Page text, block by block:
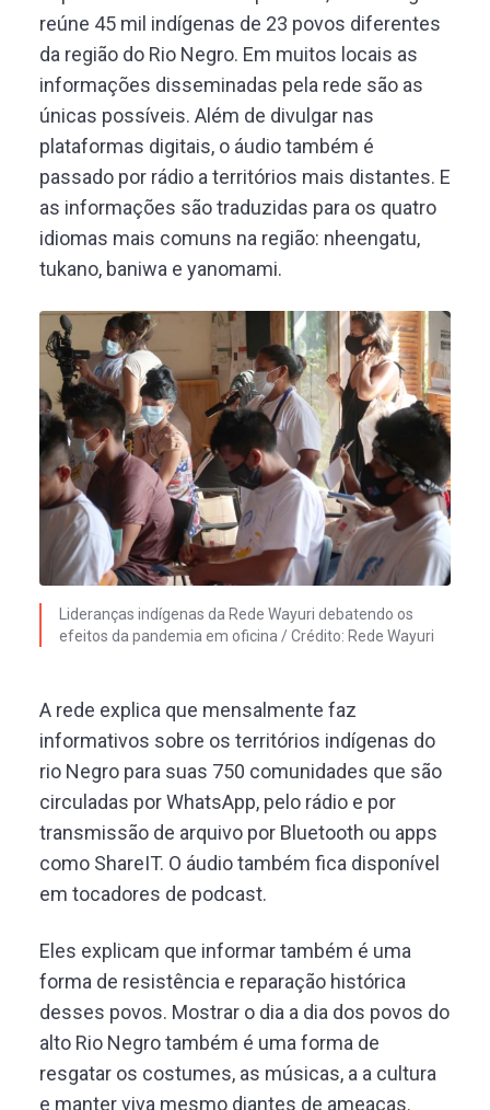
reúne 45 mil indígenas de 23 povos diferentes
da região do Rio Negro. Em muitos locais as
informações disseminadas pela rede são as
únicas possíveis. Além de divulgar nas
plataformas digitais, o áudio também é
passado por rádio a territórios mais distantes. E
as informações são traduzidas para os quatro
idiomas mais comuns na região: nheengatu,
tukano, baniwa e yanomami.
Lideranças indígenas da Rede Wayuri debatendo os
efeitos da pandemia em oficina / Crédito: Rede Wayuri
A rede explica que mensalmente faz
informativos sobre os territórios indígenas do
rio Negro para suas 750 comunidades que são
circuladas por WhatsApp, pelo rádio e por
transmissão de arquivo por Bluetooth ou apps
como ShareIT. O áudio também fica disponível
em tocadores de podcast.
Eles explicam que informar também é uma
forma de resistência e reparação histórica
desses povos. Mostrar o dia a dia dos povos do
alto Rio Negro também é uma forma de
resgatar os costumes, as músicas, a a cultura
e manter viva mesmo diantes de ameaças.